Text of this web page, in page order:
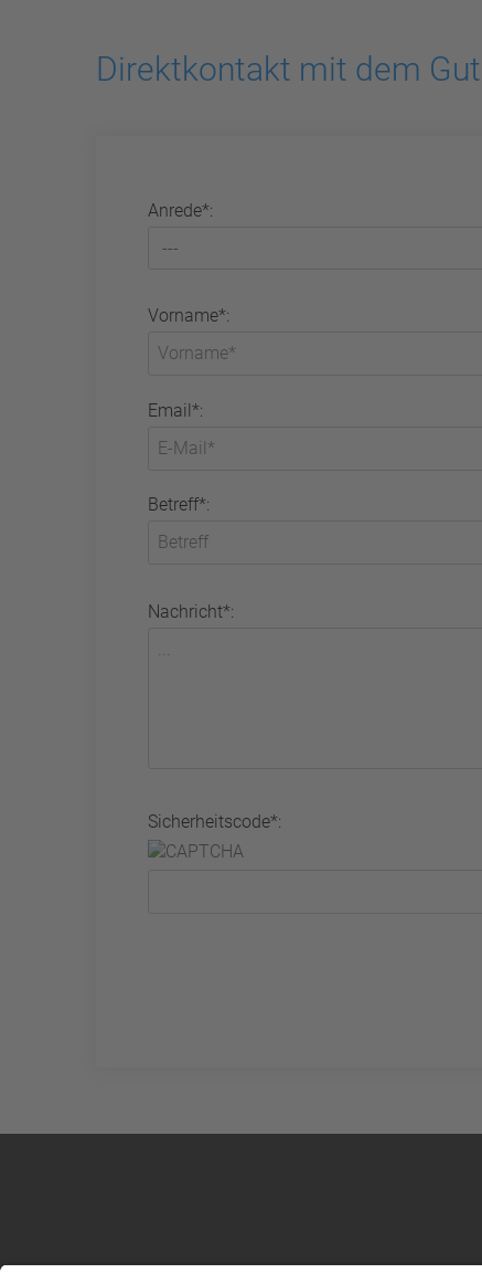
Direktkontakt mit dem
Anrede*:
Vorname*:
Email*:
Betreff*:
Nachricht*:
Sicherheitscode*: